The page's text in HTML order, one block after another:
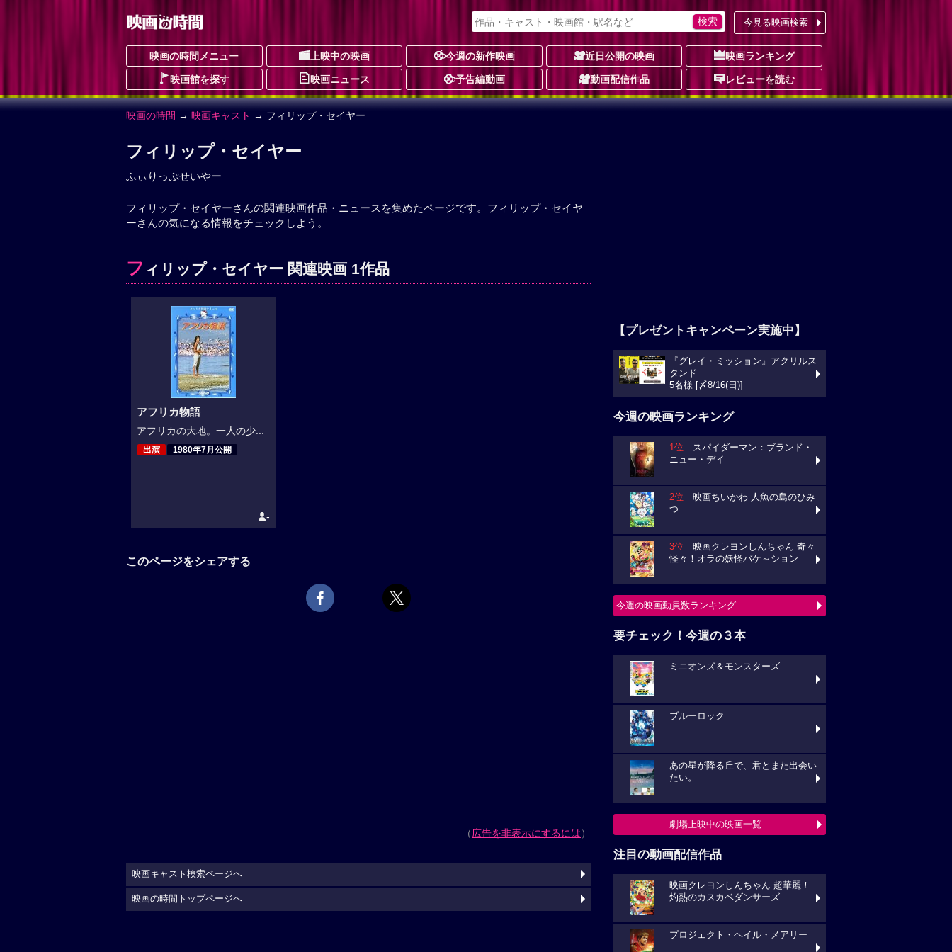
今見る映画検索
映画の時間メニュー 上映中の映画 今週の新作映画 近日公開の映画 映画ランキング
映画館を探す 映画ニュース 予告編動画 動画配信作品 レビューを読む
映画の時間 → 映画キャスト → フィリップ・セイヤー
フィリップ・セイヤー
ふぃりっぷせいやー
フィリップ・セイヤーさんの関連映画作品・ニュースを集めたページです。フィリップ・セイヤ
ーさんの気になる情報をチェックしよう。
フ ィリップ・セイヤー 関連映画 1作品
アフリカ物語
アフリカの大地。一人の少...
出演 1980年7月公開
-
このページをシェアする
（広告を非表示にするには）
【プレゼントキャンペーン実施中】
『グレイ・ミッション』アクリルス
タンド
5名様 [〆8/16(日)]
今週の映画ランキング
1位 スパイダーマン：ブランド・
ニュー・デイ
2位 映画ちいかわ 人魚の島のひみ
つ
3位 映画クレヨンしんちゃん 奇々
怪々！オラの妖怪バケ～ション
今週の映画動員数ランキング
要チェック！今週の３本
ミニオンズ＆モンスターズ
ブルーロック
あの星が降る丘で、君とまた出会い
たい。
劇場上映中の映画一覧
注目の動画配信作品
映画クレヨンしんちゃん 超華麗！
灼熱のカスカベダンサーズ
プロジェクト・ヘイル・メアリー
映画キャスト検索ページへ
映画の時間トップページへ